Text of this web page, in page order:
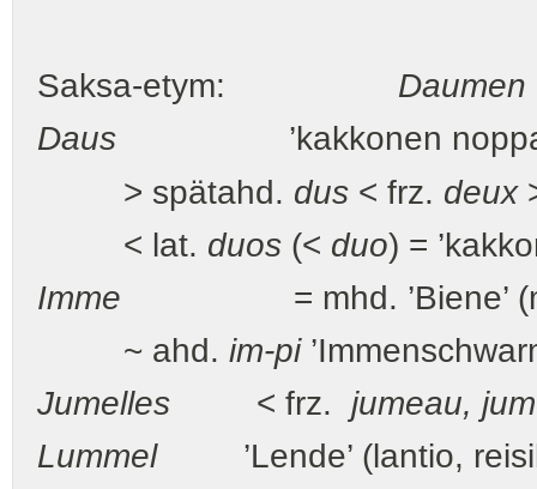
Saksa-etym: Daumen
Daus ’kakkonen
> spätahd. dus < frz. deux
< lat. duos (< duo) =
Imme = mhd. ’Biene’
~ ahd. im-pi
Jumelles < frz. jumeau,
Lummel’Lende’ (lantio,